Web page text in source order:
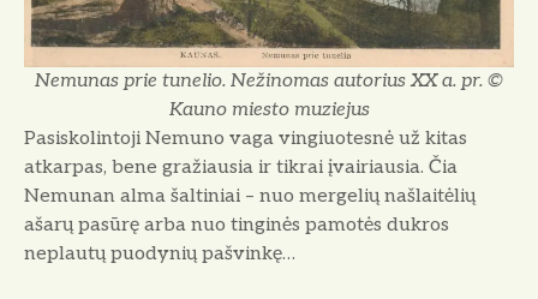
Nemunas prie tunelio. Nežinomas autorius XX a. pr. ©
Kauno miesto muziejus
Pasiskolintoji Nemuno vaga vingiuotesnė už kitas
atkarpas, bene gražiausia ir tikrai įvairiausia. Čia
Nemunan alma šaltiniai – nuo mergelių našlaitėlių
ašarų pasūrę arba nuo tinginės pamotės dukros
neplautų puodynių pašvinkę…